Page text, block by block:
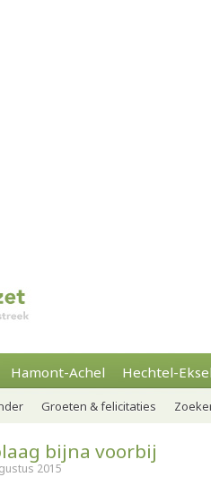
Hamont-Achel Hechtel-
Groeten & felicitaties
bijna voorbij
2015